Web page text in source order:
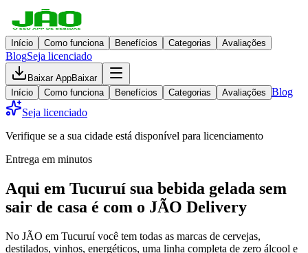
Início Como funciona Benefícios Categorias Avaliações
BlogSeja licenciado
Baixar AppBaixar
Início
Como funciona Benefícios Categorias Avaliações Blog
Seja licenciado
Verifique se a sua cidade está disponível para licenciamento
Entrega em minutos
Aqui em Tucuruí sua bebida gelada sem
sair de casa é com o JÃO Delivery
No JÃO em Tucuruí você tem todas as marcas de cervejas,
destilados, vinhos, energéticos, uma linha completa de zero álcool e